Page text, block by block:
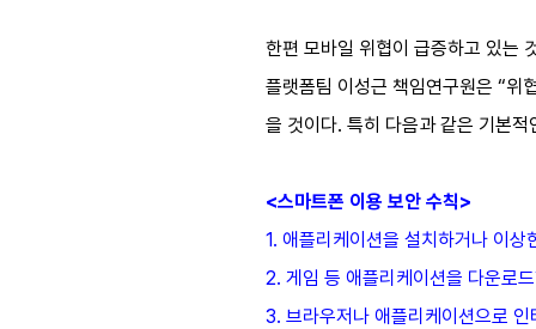
한편 모바일 위협이 급증하고 있는
플랫폼팀 이성근 책임연구원은 “위
을 것이다. 특히 다음과 같은 기본
<스마트폰 이용 보안 수칙>
1. 애플리케이션을 설치하거나 이
2. 게임 등 애플리케이션을 다운로
3. 브라우저나 애플리케이션으로